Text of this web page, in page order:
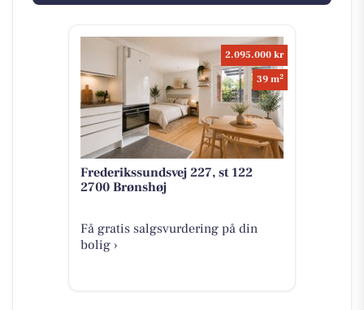
2.095.000 kr
39 m2
Frederikssundsvej 227, st 122
2700 Brønshøj
Få gratis salgsvurdering på din
bolig ›